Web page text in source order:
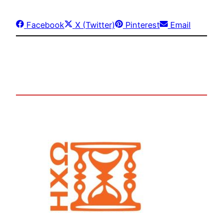
Share
on
Facebook
Share
on
X (Twitter)
Share
on
Pinterest
Share
on
Email